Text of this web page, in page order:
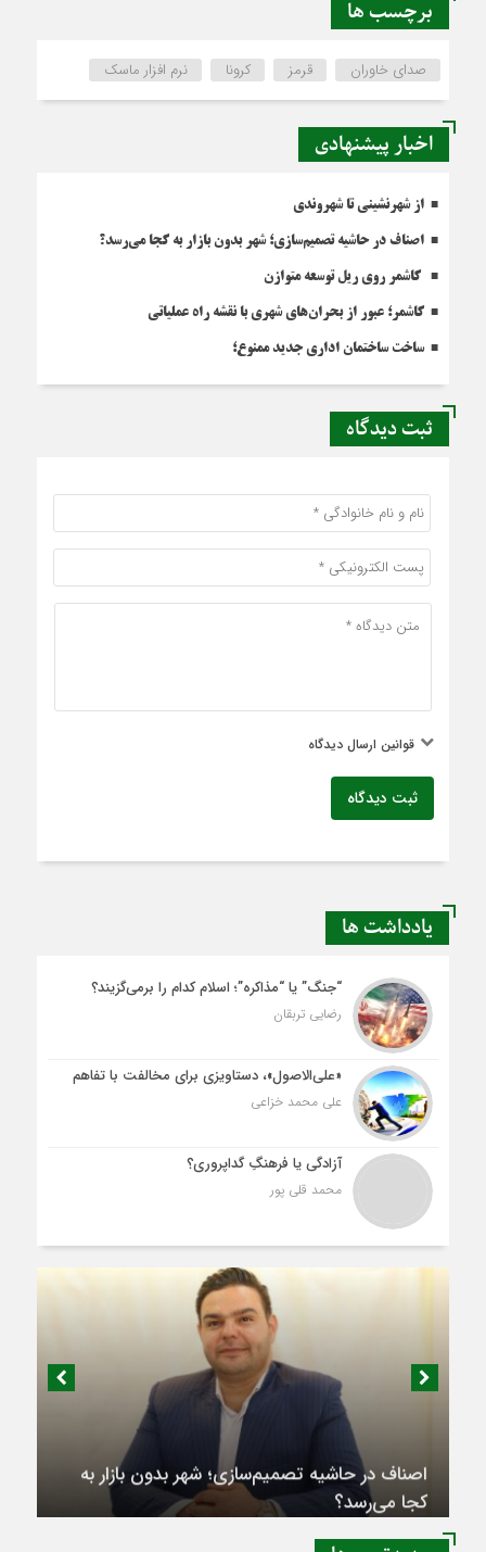
برچسب ها
صدای خاوران قرمز کرونا نرم افزار ماسک
اخبار پیشنهادی
از شهرنشینی تا شهروندی
اصناف در حاشیه تصمیم‌سازی؛ شهر بدون بازار به کجا می‌رسد؟
کاشمر روی ریل توسعه متوازن
کاشمر؛ عبور از بحران‌های شهری با نقشه راه عملیاتی
ساخت ساختمان اداری جدید ممنوع؛
ثبت دیدگاه
قوانین ارسال دیدگاه
ثبت دیدگاه
یادداشت ها
“جنگ” یا “مذاکره”؛ اسلام کدام را برمی‌گزیند؟
رضایی تربقان
«علی‌الاصول»، دستاویزی برای مخالفت با تفاهم
علی محمد خزاعی
آزادگی یا فرهنگِ گداپروری؟
محمد قلی پور
اصناف در حاشیه تصمیم‌سازی؛ شهر بدون بازار به
کجا می‌رسد؟